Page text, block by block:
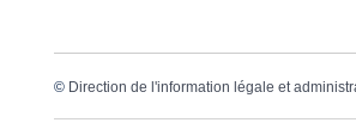
© Direction de l'information légale et